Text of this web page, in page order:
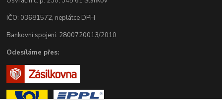
IČO: 03681572, neplátce DPH
Bankovní spojení: 2800720013/2010
Odesíláme přes: